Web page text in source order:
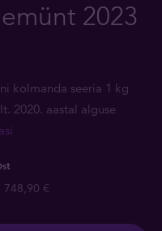
2023
kolmanda seeria 1 kg
2020. aastal alguse
748,90 €